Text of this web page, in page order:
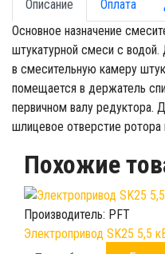
Описание
Оплата
Основное назначение
штукатурной смеси с водой.
в смесительную камеру
помещается в держатель
первичном валу редуктора.
шлицевое отверстие
Похожие
Производитель: PFT
Электропривод SK25 5,5